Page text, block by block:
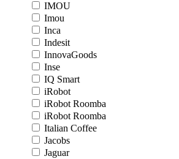
IMOU
Imou
Inca
Indesit
InnovaGoods
Inse
IQ Smart
iRobot
iRobot Roomba
iRobot Roomba
Italian Coffee
Jacobs
Jaguar